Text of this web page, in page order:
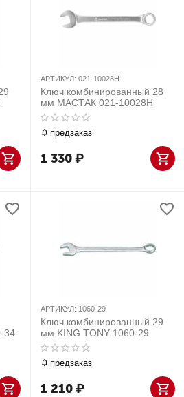
АРТИКУЛ: 021-10028H
Ключ комбинированный 28
мм МАСТАК 021-10028H
предзаказ
1 330₽
34
АРТИКУЛ: 1060-29
Ключ комбинированный 29
мм KING TONY 1060-29
предзаказ
1 210₽